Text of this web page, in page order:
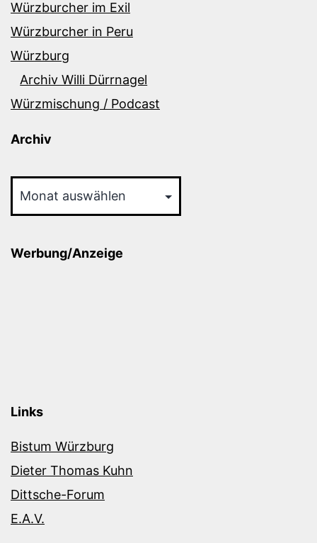
Würzburcher im Exil
Würzburcher in Peru
Würzburg
Archiv Willi Dürrnagel
Würzmischung / Podcast
Archiv
Werbung/Anzeige
Links
Bistum Würzburg
Dieter Thomas Kuhn
Dittsche-Forum
E.A.V.